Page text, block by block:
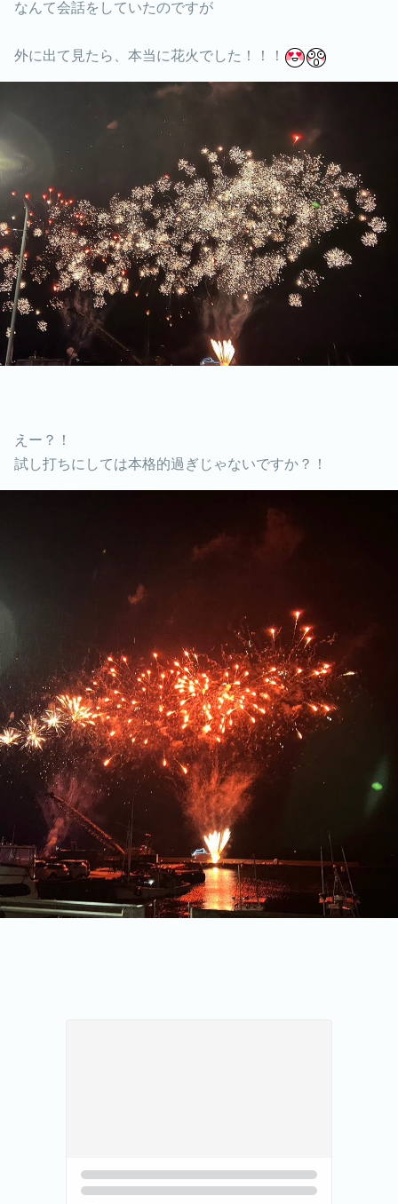
なんて会話をしていたのですが
外に出て見たら、本当に花火でした！！！
えー？！
試し打ちにしては本格的過ぎじゃないですか？！